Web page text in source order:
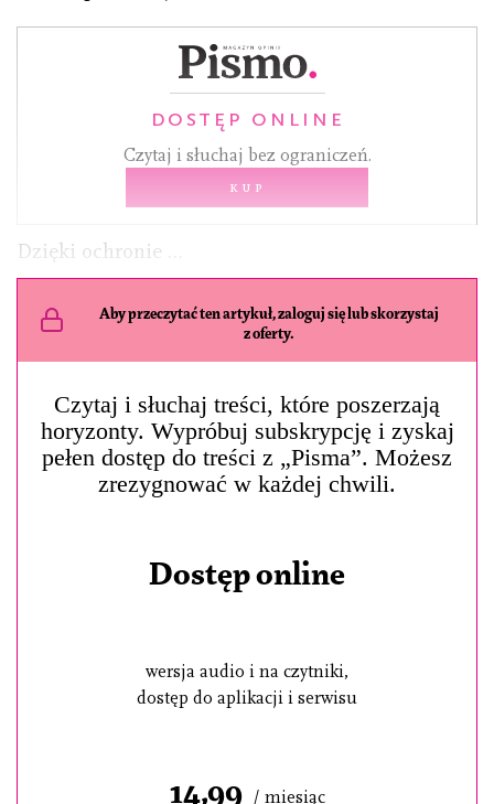
DOSTĘP ONLINE
Czytaj i słuchaj bez ograniczeń.
Kup
Dzięki ochronie …
Aby przeczytać ten artykuł, zaloguj się lub skorzystaj
z oferty.
Czytaj i słuchaj treści, które poszerzają
horyzonty. Wypróbuj subskrypcję i zyskaj
pełen dostęp do treści z „Pisma”. Możesz
zrezygnować w każdej chwili.
Dostęp online
wersja audio i na czytniki,
dostęp do aplikacji i serwisu
14,99 / miesiąc